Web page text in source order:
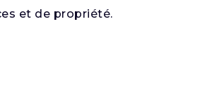
et de propriété.